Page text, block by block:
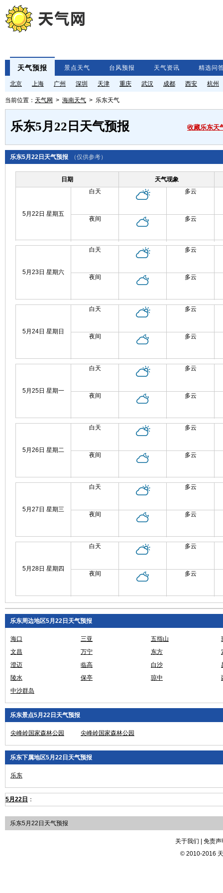
天气预报 景点天气 台风预报 天气资讯 精选问
北京 上海 广州 深圳 天津 重庆 武汉 成都 西安 杭州
当前位置： 天气网 > 海南天气 > 乐东天气
乐东5月22日天气预报 收藏乐东天
乐东5月22日天气预报 （仅供参考）
日期 天气现象
5月22日 星期五
白天 多云
夜间 多云
5月23日 星期六
白天 多云
夜间 多云
5月24日 星期日
白天 多云
夜间 多云
5月25日 星期一
白天 多云
夜间 多云
5月26日 星期二
白天 多云
夜间 多云
5月27日 星期三
白天 多云
夜间 多云
5月28日 星期四
白天 多云
夜间 多云
乐东周边地区5月22日天气预报
海口 三亚 五指山
文昌
万宁 东方
澄迈
临高 白沙
陵水
保亭 琼中
中沙群岛
乐东景点5月22日天气预报
尖峰岭国家森林公园 尖峰岭国家森林公园
乐东下属地区5月22日天气预报
乐东
5月22日 ：
乐东5月22日天气预报
关于我们 | 免责
© 2010-2016